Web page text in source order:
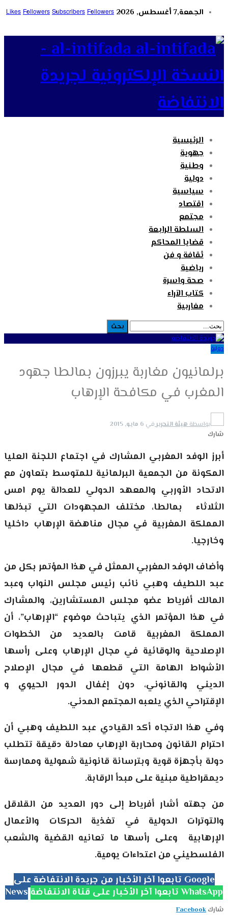
Likes Followers Subscribers Followers الجمعة,7 أغسطس, 2026
al-intifada -
النسخة الإلكترونية لجريدة
الانتفاضة
الرئيسية
جهوية
وطنية
دولية
سياسية
اقتصاد
مجتمع
السلطة الرابعة
قضايا المحاكم
ثقافة و فن
رياضية
صحة واسرة
كتاب الآراء
مغاربية
دولية
برلمانيون مغاربة يبرزون بمالطا جهود
المغرب في مكافحة الإرهاب
بواسطةهيئة التحرير في 6 مايو, 2015
شارك
أبرز الوفد المغربي المشارك في اجتماع اللجنة العليا
المكونة من الجمعية البرلمانية للمتوسط بتعاون مع
الاتحاد الأوربي والمعهد الدولي للعدالة يوم امس
الثلاثاء بمالطا، مختلف المجهودات التي تبذلها
المملكة المغربية في مجال مناهضة الإرهاب داخليا
وخارجيا.
وأضاف الوفد المغربي الممثل في هذا المؤتمر بكل من
عبد اللطيف وهبي نائب رئيس مجلس النواب وعبد
المالك أفرياط عضو مجلس المستشارين، والمشارك
في هذا المؤتمر الذي يتباحث موضوع “الإرهاب”، أن
المملكة المغربية قامت بالعديد من الخطوات
الإصلاحية والوقائية في مجال الإرهاب وعلى رأسها
الأشواط الهامة التي قطعها في مجال الإصلاح
الديني والقانوني، دون إغفال الدور الحيوي و
الإقتراحي الذي يلعبه المجتمع المدني.
وفي هذا الاتجاه أكد القيادي عبد اللطيف وهبي أن
احترام القانون ومحاربة الإرهاب معادلة دقيقة تتطلب
دولة بأجهزة قوية وبترسانة قانونية شمولية وممارسة
ديمقراطية مبنية على مبدأ الرقابة.
من جهته أشار أفرياط إلى دور العديد من القلاقل
والتوترات الدولية في تغذية الحركات والأعمال
الإرهابية وعلى رأسها ما تعانيه القضية والشعب
الفلسطيني من اعتداءات يومية.
تابعوا آخر الأخبار من جريدة الانتفاضة على Google
News
تابعوا آخر الأخبار على قناة الانتفاضة WhatsApp
شارك Facebook